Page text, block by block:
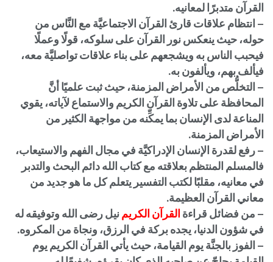
القرآن متدبرًا لمعانيه.
– انتظام علاقات قارئ القرآن الاجتماعيَّة مع النَّاس من
حوله، حيث ينعكس نور القرآن على سلوكه، قولًا وعملًا
فيحبب الناس به ويشجعهم على بناء علاقات تواصليَّة معه،
فيألف بهم، ويألفون به.
– التخلُّص من الأمراض المزمنة، حيث ثبت علميًا أنَّ
المحافظة على تلاوة القرآن الكريم والاستماع لآياته، يقوي
المناعة لدى الإنسان بما يمكِّنه من مواجهة الكثير من
الأمراض المزمنة.
– رفع لقدرة الإنسان الإدراكيَّة في مجال الفهم والاستيعاب،
فالمسلم المنتظم بعلاقته مع كتاب الله دائم البحث والتدبر
في معانيه، مقلبًا لكتب التفسير يتعلم كل ما هو جديد من
معاني القرآن العظيمة.
– من فضائل قراءة القرآن الكريمنيل رضى الله وتوفيقه له
في شؤون الدنيا، يجده بركة في الرزق، ونجاة من المكروه.
– الفوز بالجنَّة يوم القيامة، حيث يأتي القرآن الكريم يوم